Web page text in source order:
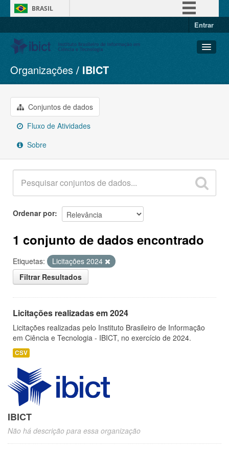
BRASIL
Entrar
Conjuntos de dados
Organizações
Grupos
Sobre
Organizações IBICT
Conjuntos de dados
Fluxo de Atividades
Sobre
Ordenar por
1 conjunto de dados encontrado
Etiquetas:
Licitações 2024
Filtrar Resultados
Licitações realizadas em 2024
Licitações realizadas pelo Instituto Brasileiro de Informação
em Ciência e Tecnologia - IBICT, no exercício de 2024.
CSV
IBICT
Não há descrição para essa organização